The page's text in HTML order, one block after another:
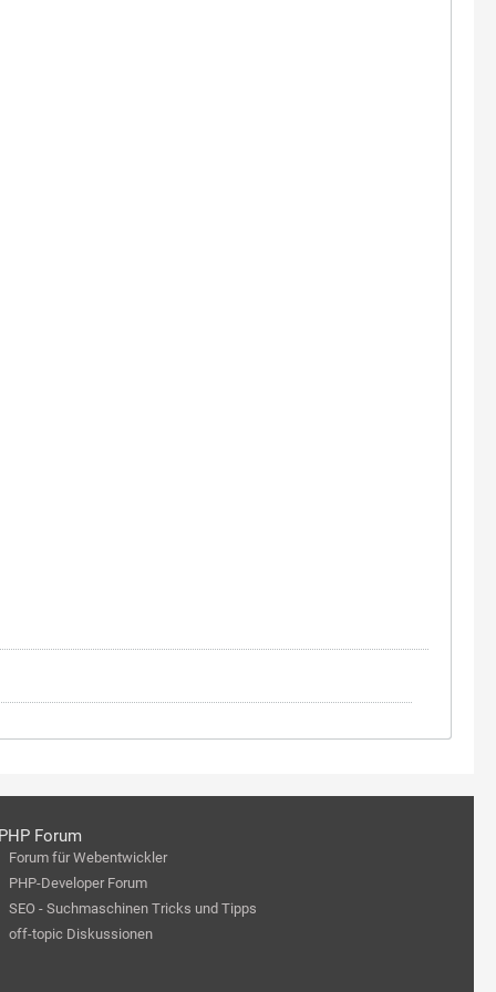
Forum
Forum für Webentwickler
PHP-Developer Forum
SEO - Suchmaschinen Tricks und Tipps
off-topic Diskussionen